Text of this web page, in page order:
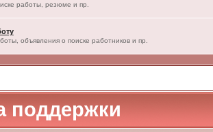
работы, резюме и пр.
объявления о поиске работников и пр.
поддержки